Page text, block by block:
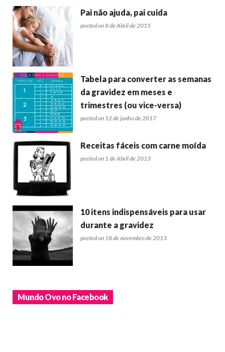
Pai não ajuda, pai cuida
posted on 8 de Abril de 2015
Tabela para converter as semanas
da gravidez em meses e
trimestres (ou vice-versa)
posted on 12 de junho de 2017
Receitas fáceis com carne moída
posted on 1 de Abril de 2013
10 itens indispensáveis para usar
durante a gravidez
posted on 18 de novembro de 2013
Mundo Ovo no Facebook